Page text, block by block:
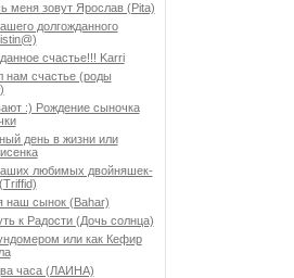
меня зовут Ярослав (Pita)
долгожданного
счастье!!! Karri
нам счастье (роды
:) Рождение сыночка
день в жизни или
любимых двойняшек-
наш сынок (Bahar)
к Радости (Дочь солнца)
или как Кефир
часа (ЛАИНА)